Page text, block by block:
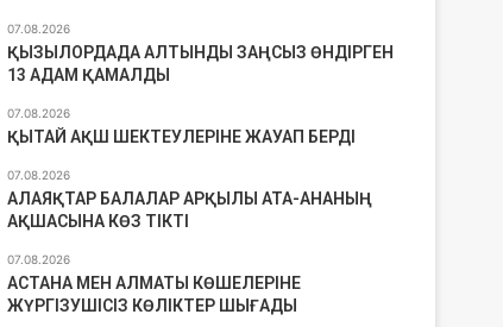
07.08.2026
ҚЫЗЫЛОРДАДА АЛТЫНДЫ ЗАҢСЫЗ ӨНДІРГЕН
13 АДАМ ҚАМАЛДЫ
07.08.2026
ҚЫТАЙ АҚШ ШЕКТЕУЛЕРІНЕ ЖАУАП БЕРДІ
07.08.2026
АЛАЯҚТАР БАЛАЛАР АРҚЫЛЫ АТА-АНАНЫҢ
АҚШАСЫНА КӨЗ ТІКТІ
07.08.2026
АСТАНА МЕН АЛМАТЫ КӨШЕЛЕРІНЕ
ЖҮРГІЗУШІСІЗ КӨЛІКТЕР ШЫҒАДЫ